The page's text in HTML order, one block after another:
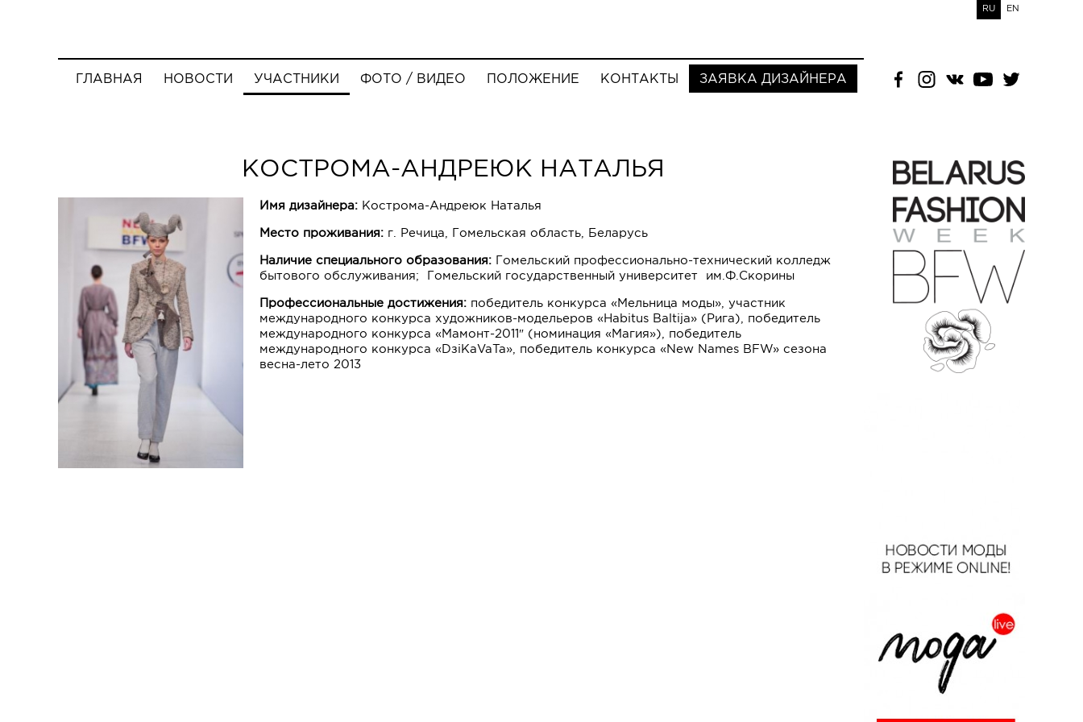
RU EN
ГЛАВНАЯ НОВОСТИ УЧАСТНИКИ ФОТО / ВИДЕО ПОЛОЖЕНИЕ КОНТАКТЫ ЗАЯВКА ДИЗАЙНЕРА
КОСТРОМА-АНДРЕЮК НАТАЛЬЯ
Имя дизайнера: Кострома-Андреюк Наталья
Место проживания: г. Речица, Гомельская область, Беларусь
Наличие специального образования: Гомельский профессионально-технический колледж
бытового обслуживания; Гомельский государственный университет им.Ф.Скорины
Профессиональные достижения: победитель конкурса «Мельница моды», участник
международного конкурса художников-модельеров «Habitus Baltija» (Рига), победитель
международного конкурса «Мамонт-2011″ (номинация «Магия»), победитель
международного конкурса «DзiKaVaTa», победитель конкурса «New Names BFW» сезона
весна-лето 2013